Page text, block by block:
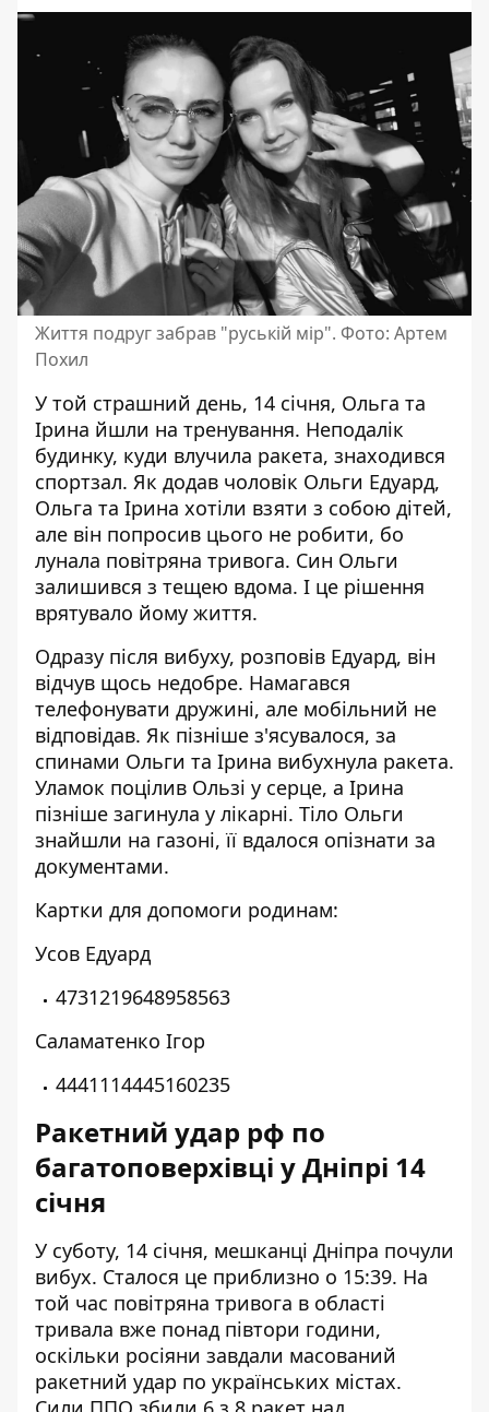
Життя подруг забрав "руській мір". Фото: Артем
Похил
У той страшний день, 14 січня, Ольга та
Ірина йшли на тренування. Неподалік
будинку, куди влучила ракета, знаходився
спортзал. Як додав чоловік Ольги Едуард,
Ольга та Ірина хотіли взяти з собою дітей,
але він попросив цього не робити, бо
лунала повітряна тривога. Син Ольги
залишився з тещею вдома. І це рішення
врятувало йому життя.
Одразу після вибуху, розповів Едуард, він
відчув щось недобре. Намагався
телефонувати дружині, але мобільний не
відповідав. Як пізніше з'ясувалося, за
спинами Ольги та Ірина вибухнула ракета.
Уламок поцілив Ользі у серце, а Ірина
пізніше загинула у лікарні. Тіло Ольги
знайшли на газоні, її вдалося опізнати за
документами.
Картки для допомоги родинам:
Усов Едуард
4731219648958563
Саламатенко Ігор
4441114445160235
Ракетний удар рф по
багатоповерхівці у Дніпрі 14
січня
У суботу, 14 січня, мешканці Дніпра почули
вибух. Сталося це приблизно о 15:39. На
той час повітряна тривога в області
тривала вже понад півтори години,
оскільки росіяни завдали масований
ракетний удар по українських містах.